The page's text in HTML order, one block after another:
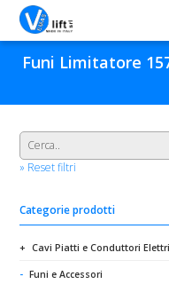
Funi Limitatore
» Reset filtri
Categorie prodotti
Cavi Piatti e Conduttori
Funi e Accessori